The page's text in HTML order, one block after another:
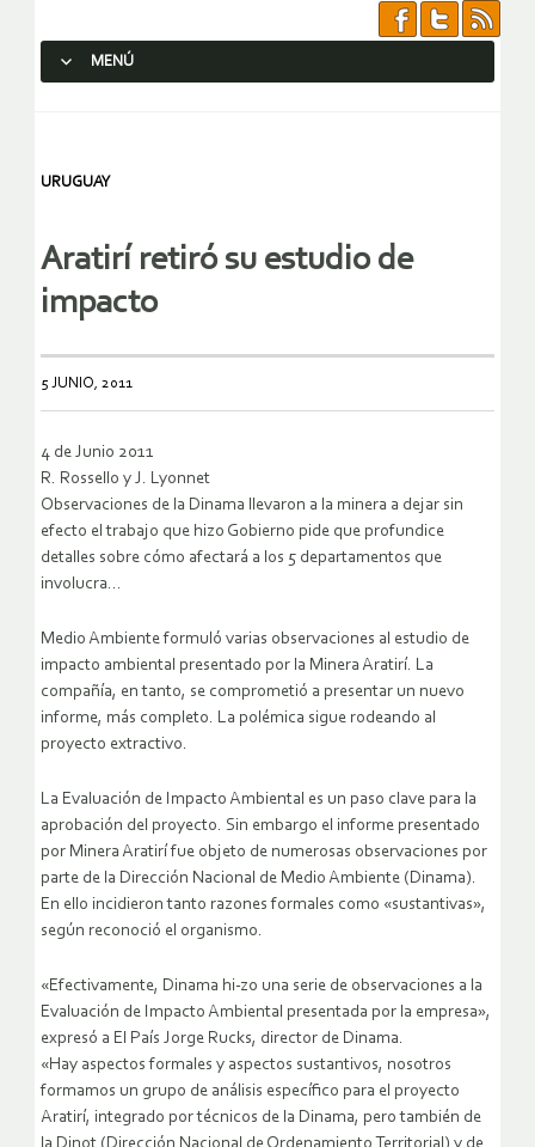
MENÚ
URUGUAY
Aratirí retiró su estudio de
impacto
5 JUNIO, 2011
4 de Junio 2011
R. Rossello y J. Lyonnet
Observaciones de la Dinama llevaron a la minera a dejar sin
efecto el trabajo que hizo Gobierno pide que profundice
detalles sobre cómo afectará a los 5 departamentos que
involucra…
Medio Ambiente formuló varias observaciones al estudio de
impacto ambiental presentado por la Minera Aratirí. La
compañía, en tanto, se comprometió a presentar un nuevo
informe, más completo. La polémica sigue rodeando al
proyecto extractivo.
La Evaluación de Impacto Ambiental es un paso clave para la
aprobación del proyecto. Sin embargo el informe presentado
por Minera Aratirí fue objeto de numerosas observaciones por
parte de la Dirección Nacional de Medio Ambiente (Dinama).
En ello incidieron tanto razones formales como «sustantivas»,
según reconoció el organismo.
«Efectivamente, Dinama hi-zo una serie de observaciones a la
Evaluación de Impacto Ambiental presentada por la empresa»,
expresó a El País Jorge Rucks, director de Dinama.
«Hay aspectos formales y aspectos sustantivos, nosotros
formamos un grupo de análisis específico para el proyecto
Aratirí, integrado por técnicos de la Dinama, pero también de